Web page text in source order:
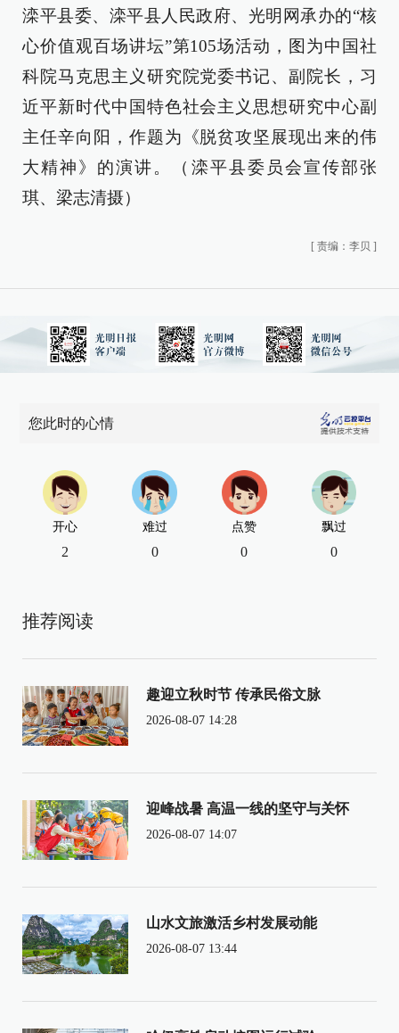
滦平县委、滦平县人民政府、光明网承办的“核
心价值观百场讲坛”第105场活动，图为中国社
科院马克思主义研究院党委书记、副院长，习
近平新时代中国特色社会主义思想研究中心副
主任辛向阳，作题为《脱贫攻坚展现出来的伟
大精神》的演讲。（滦平县委员会宣传部张
琪、梁志清摄）
[ 责编：李贝 ]
您此时的心情
开心
2
难过
0
点赞
0
飘过
0
推荐阅读
趣迎立秋时节 传承民俗文脉
2026-08-07 14:28
迎峰战暑 高温一线的坚守与关怀
2026-08-07 14:07
山水文旅激活乡村发展动能
2026-08-07 13:44